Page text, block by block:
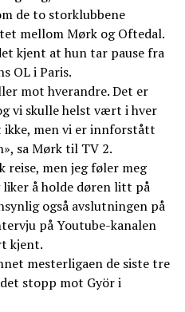
de to storklubbene
mellom Mørk og Oftedal.
kjent at hun tar pause fra
OL i Paris.
mot hverandre. Det er
vi skulle helst vært i hver
ikke, men vi er innforstått
sa Mørk til TV 2.
men jeg føler meg
å holde døren litt på
også avslutningen på
på Youtube-kanalen
kjent.
mesterligaen de siste tre
stopp mot Györ i